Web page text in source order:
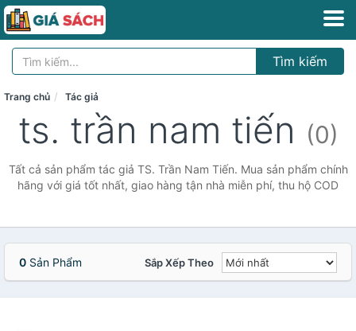
Tìm kiếm
Trang chủ Tác giả
ts. trần nam tiến (0)
Tất cả sản phẩm tác giả TS. Trần Nam Tiến. Mua sản phẩm chính
hãng với giá tốt nhất, giao hàng tận nhà miễn phí, thu hộ COD
0 Sản Phẩm Sắp Xếp Theo